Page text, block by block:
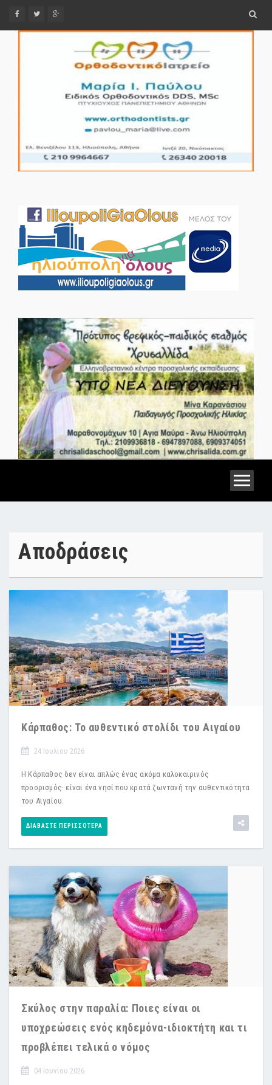
Αποδράσεις
Κάρπαθος: Το αυθεντικό στολίδι του Αιγαίου
24 Ιουλίου 2026
Η Κάρπαθος δεν είναι απλώς ένας ακόμα καλοκαιρινός
προορισμός· είναι ένα νησί που κρατά ζωντανή την αυθεντικότητα
του Αιγαίου.
ΔΙΑΒΆΣΤΕ ΠΕΡΙΣΣΌΤΕΡΑ
Σκύλος στην παραλία: Ποιες είναι οι
υποχρεώσεις ενός κηδεμόνα-ιδιοκτήτη και τι
προβλέπει τελικά ο νόμος
04 Ιουνίου 2026